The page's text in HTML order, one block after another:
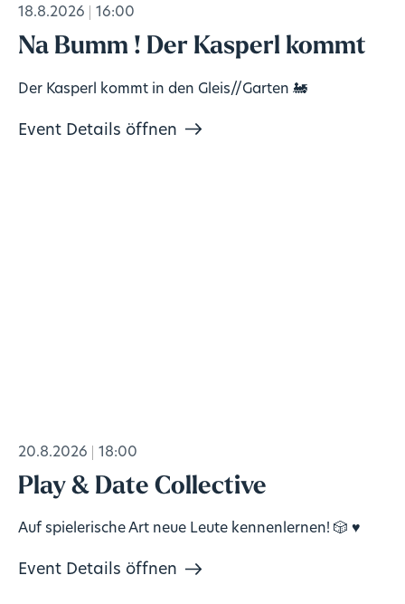
18.8.2026 16:00
Na Bumm ! Der Kasperl kommt
Der Kasperl kommt in den Gleis//Garten 🚂
Event Details öffnen
20.8.2026 18:00
Play & Date Collective
Auf spielerische Art neue Leute kennenlernen! 🎲 ♥️
Event Details öffnen